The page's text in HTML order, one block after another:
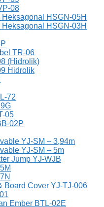
08
HSGN-05H
HSGN-03H
TR-06
(Hidrolik)
Hidrolik
72
05
02P
YJ-SM – 3,94m
YJ-SM – 5m
Jump YJ-WJB
Board Cover YJ-TJ-006
Ember BTL-02E